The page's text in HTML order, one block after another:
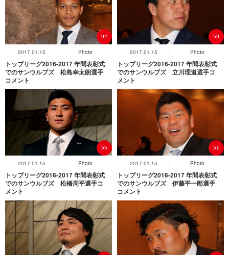
2017.01.15 Photo
92
トップリーグ2016-2017 年間表彰式
でのサンウルブズ 松島幸太朗選手
コメント
2017.01.15 Photo
59
トップリーグ2016-2017 年間表彰式
でのサンウルブズ 立川理道選手コ
メント
2017.01.15 Photo
55
トップリーグ2016-2017 年間表彰式
でのサンウルブズ 松橋周平選手コ
メント
2017.01.15 Photo
51
トップリーグ2016-2017 年間表彰式
でのサンウルブズ 伊藤平一郎選手
コメント